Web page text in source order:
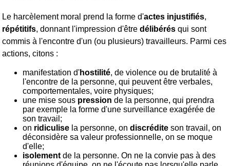
Le harcèlement moral prend la forme d'actes injustifiés,
répétitifs, donnant l'impression d'êtredélibérés qui sont
commis à l'encontre d'un (ou plusieurs) travailleurs. Parmi ces
actions, citons :
manifestation d'hostilité, de violence ou de brutalité à
l'encontre de la personne, qui peuvent être verbales,
comportementales, voire physiques;
une mise sous pression de la personne, qui prendra
par exemple la forme d'une surveillance exagérée de
son travail;
on ridiculise la personne, ondiscrédite son travail, on
déconsidère sa valeur professionnelle, on se moque
d'elle;
isolement de la personne. On ne la convie pas à des